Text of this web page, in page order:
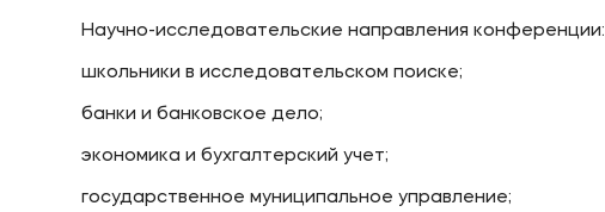
Научно-исследовательские направления конференции:
школьники в исследовательском поиске;
банки и банковское дело;
экономика и бухгалтерский учет;
государственное муниципальное управление;